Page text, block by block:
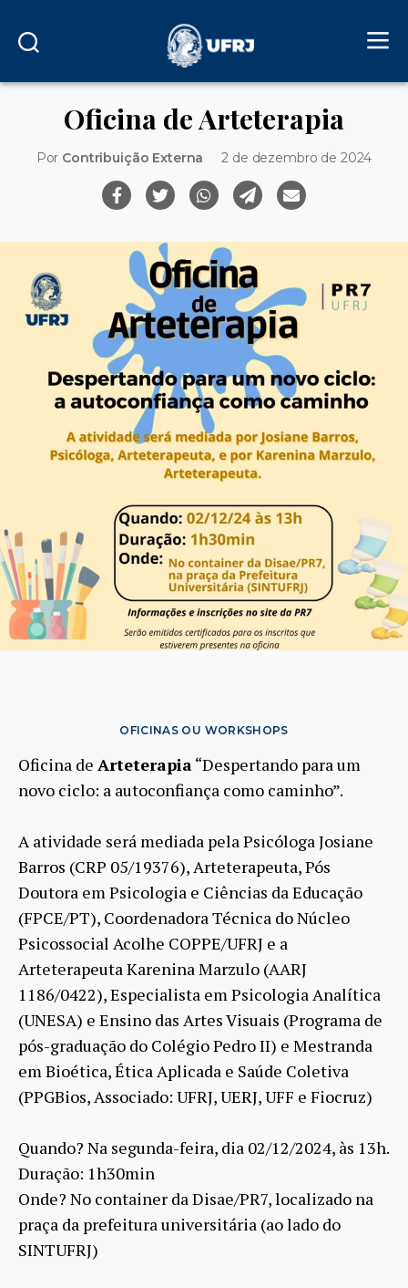
Oficina de Arteterapia
Por Contribuição Externa 2 de dezembro de 2024
OFICINAS OU WORKSHOPS
Oficina de Arteterapia “Despertando para um
novo ciclo: a autoconfiança como caminho”.
A atividade será mediada pela Psicóloga Josiane
Barros (CRP 05/19376), Arteterapeuta, Pós
Doutora em Psicologia e Ciências da Educação
(FPCE/PT), Coordenadora Técnica do Núcleo
Psicossocial Acolhe COPPE/UFRJ e a
Arteterapeuta Karenina Marzulo (AARJ
1186/0422), Especialista em Psicologia Analítica
(UNESA) e Ensino das Artes Visuais (Programa de
pós-graduação do Colégio Pedro II) e Mestranda
em Bioética, Ética Aplicada e Saúde Coletiva
(PPGBios, Associado: UFRJ, UERJ, UFF e Fiocruz)
Quando? Na segunda-feira, dia 02/12/2024, às 13h.
Duração: 1h30min
Onde? No container da Disae/PR7, localizado na
praça da prefeitura universitária (ao lado do
SINTUFRJ)